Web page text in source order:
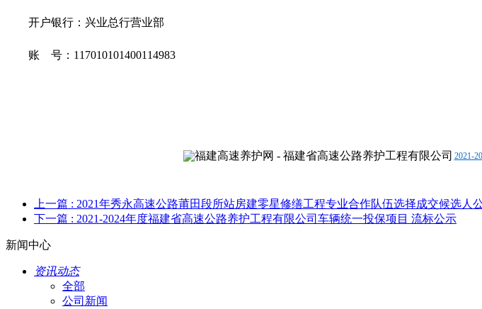
开户银行：兴业总行营业部
账 号：117010101400114983
2021-
上一篇 : 2021年秀永高速公路莆田段所站房建零星修缮工程专业合作队伍选择成交候选人
下一篇 : 2021-2024年度福建省高速公路养护工程有限公司车辆统一投保项目 流标公示
新闻中心
资讯动态
全部
公司新闻